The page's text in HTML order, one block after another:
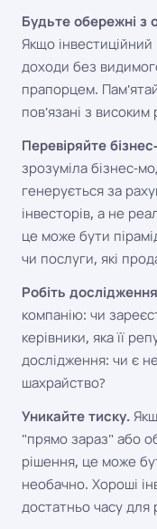
Будьте обережні з
Якщо
доходи без
прапорцем.
пов'язані з високим
Перевіряйте
зрозуміла бізнес-
генерується за
інвесторів, а не
це може бути
чи послуги, які
Робіть
компанію: чи
керівники, яка її
дослідження: чи є
шахрайство?
Уникайте тиску.
"прямо зараз" або
рішення, це може
необачно. Хороші
достатньо часу для